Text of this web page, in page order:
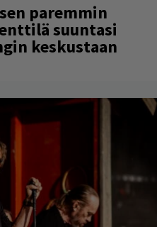
paremmin
suuntasi
keskustaan